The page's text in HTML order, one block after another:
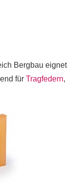
Bergbau eignet
für Tragfedern,